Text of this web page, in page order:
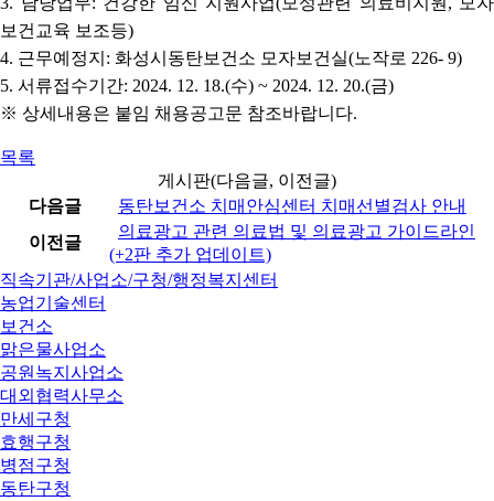
보건교육 보조등)
4. 근무예정지: 화성시동탄보건소 모자보건실(노작로 226- 9)
5. 서류접수기간: 2024. 12. 18.(수) ~ 2024. 12. 20.(금)
※ 상세내용은 붙임 채용공고문 참조바랍니다.
목록
게시판(다음글, 이전글)
다음글
동탄보건소 치매안심센터 치매선별검사 안내
이전글
의료광고 관련 의료법 및 의료광고 가이드라인
(+2판 추가 업데이트)
직속기관/사업소/구청/행정복지센터
농업기술센터
보건소
맑은물사업소
공원녹지사업소
대외협력사무소
만세구청
효행구청
병점구청
동탄구청